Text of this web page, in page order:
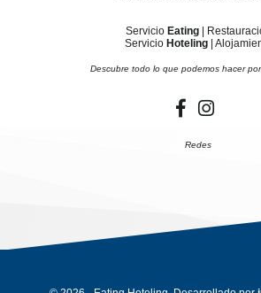
Servicio Eating|
Servicio Hoteling|
Descubre todo lo que podemos hacer
Redes